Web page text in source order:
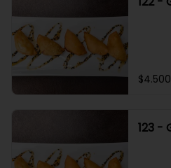
$4.500
123 -